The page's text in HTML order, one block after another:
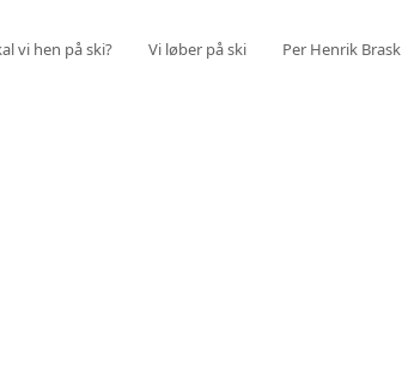
vi hen på ski? Vi løber på ski Per Henrik Brask